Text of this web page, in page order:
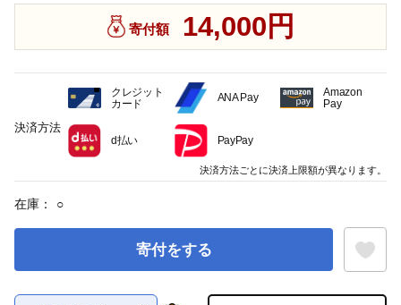
寄付額 14,000円
在庫： ○
寄付をする
決済方法
クレジット
カード
ANA Pay
Amazon
Pay
d払い PayPay
決済方法ごとに決済上限額が異なります。